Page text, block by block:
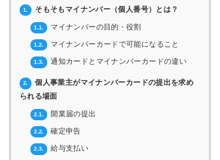
1. そもそもマイナンバー（個人番号）とは？
1.1. マイナンバーの目的・役割
1.2. マイナンバーカードで可能になること
1.3. 通知カードとマイナンバーカードの違い
2.
個人事業主がマイナンバーカードの提出を求め
られる場面
2.1. 開業届の提出
2.2. 確定申告
2.3. 給与支払い